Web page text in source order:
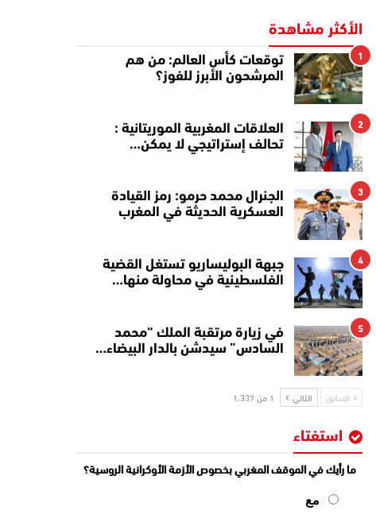
الأكثر مشاهدة
1
توقعات كأس العالم: من هم
المرشحون الأبرز للفوز؟
2
العلاقات المغربية الموريتانية :
تحالف إستراتيجي لا يمكن…
3
الجنرال محمد حرمو: رمز القيادة
العسكرية الحديثة في المغرب
4
جبهة البوليساريو تستغل القضية
الفلسطينية في محاولة منها…
5
في زيارة مرتقبة الملك “محمد
السادس” سيدشن بالدار البيضاء…
السابق التالي 1 من 1٬337
استفتاء
ما رأيك في الموقف المغربي بخصوص الأزمة الأوكرانية الروسية؟
مع